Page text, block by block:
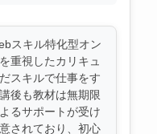
スキル特化型オン
重視したカリキュ
スキルで仕事をす
後も教材は無期限
るサポートが受け
されており、初心